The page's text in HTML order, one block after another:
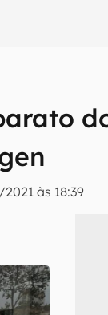
às 18:39
reviews sobre
se